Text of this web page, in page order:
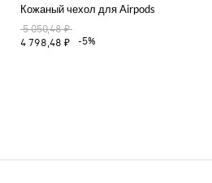
Кожаный чехол для Airpods
5 050,48 ₽
4 798,48 ₽
-5%